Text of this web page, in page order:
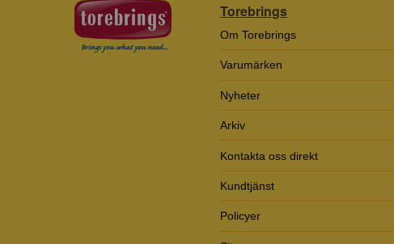
Torebrings
Om Torebrings
Varumärken
Nyheter
Arkiv
Kontakta oss direkt
Kundtjänst
Policyer